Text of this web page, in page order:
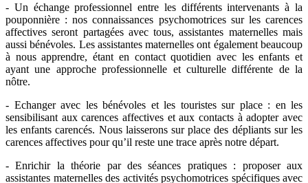
- Un échange professionnel entre les différents intervenants à la
pouponnière : nos connaissances psychomotrices sur les carences
affectives seront partagées avec tous, assistantes maternelles mais
aussi bénévoles. Les assistantes maternelles ont également beaucoup
à nous apprendre, étant en contact quotidien avec les enfants et
ayant une approche professionnelle et culturelle différente de la
nôtre.
- Echanger avec les bénévoles et les touristes sur place : en les
sensibilisant aux carences affectives et aux contacts à adopter avec
les enfants carencés. Nous laisserons sur place des dépliants sur les
carences affectives pour qu’il reste une trace après notre départ.
- Enrichir la théorie par des séances pratiques : proposer aux
assistantes maternelles des activités psychomotrices spécifiques avec